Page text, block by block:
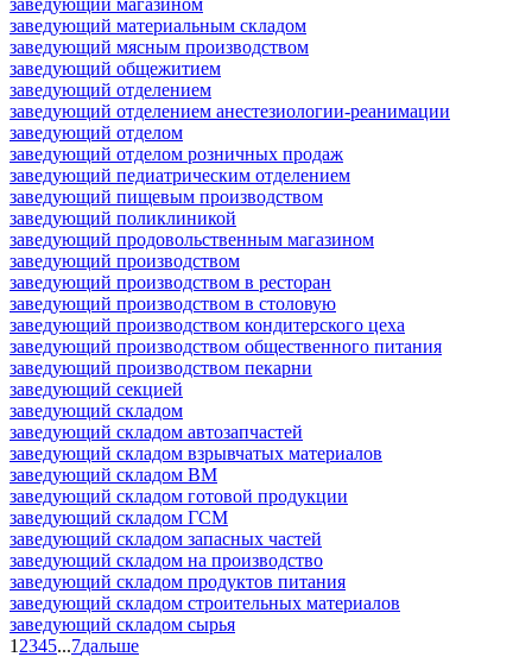
заведующий материальным складом
заведующий мясным производством
заведующий общежитием
заведующий отделением
заведующий отделением анестезиологии-реанимации
заведующий отделом
заведующий отделом розничных продаж
заведующий педиатрическим отделением
заведующий пищевым производством
заведующий поликлиникой
заведующий продовольственным магазином
заведующий производством
заведующий производством в ресторан
заведующий производством в столовую
заведующий производством кондитерского цеха
заведующий производством общественного питания
заведующий производством пекарни
заведующий секцией
заведующий складом
заведующий складом автозапчастей
заведующий складом взрывчатых материалов
заведующий складом ВМ
заведующий складом готовой продукции
заведующий складом ГСМ
заведующий складом запасных частей
заведующий складом на производство
заведующий складом продуктов питания
заведующий складом строительных материалов
заведующий складом сырья
1 2345...7дальше